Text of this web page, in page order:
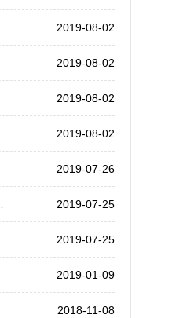
2019-08-02
2019-08-02
2019-08-02
2019-08-02
2019-07-26
2019-07-25
2019-07-25
2019-01-09
2018-11-08